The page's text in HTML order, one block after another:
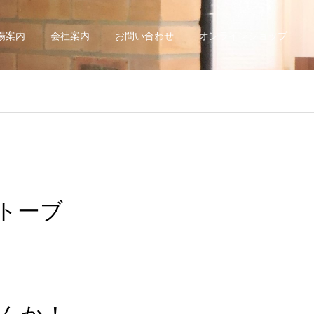
案内 会社案内 お問い合わせ オンラインショップ
ーブ